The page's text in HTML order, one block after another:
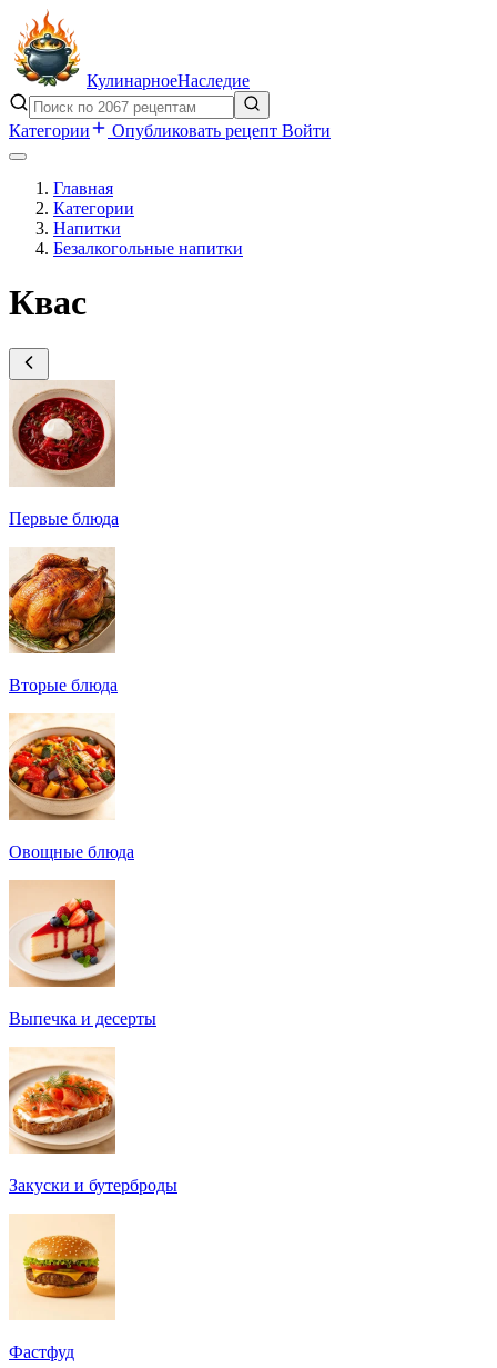
КулинарноеНаследие
Категории Опубликовать рецепт Войти
Главная
Категории
Напитки
Безалкогольные напитки
Квас
Первые блюда
Вторые блюда
Овощные блюда
Выпечка и десерты
Закуски и бутерброды
Фастфуд